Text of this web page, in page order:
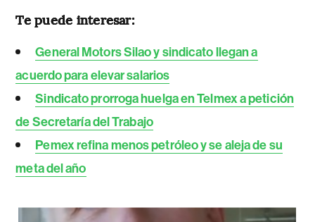
Te puede interesar:
General Motors Silao y sindicato llegan a
acuerdo para elevar salarios
Sindicato prorroga huelga en Telmex a petición
de Secretaría del Trabajo
Pemex refina menos petróleo y se aleja de su
meta del año